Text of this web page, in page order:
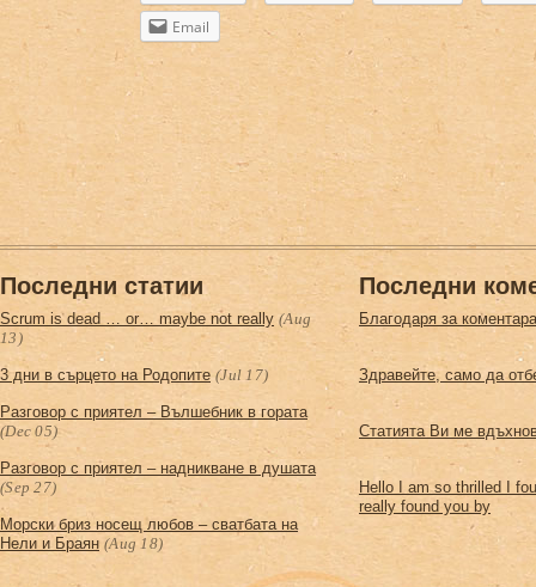
Email
Последни статии
Scrum is dead … or… maybe not really (Aug
13)
3 дни в сърцето на Родопите (Jul 17)
Разговор с приятел – Вълшебник в горатa
(Dec 05)
Разговор с приятел – надникване в душата
(Sep 27)
Морски бриз носещ любов – сватбата на
Нели и Браян (Aug 18)
Последни
Благодаря за
Здравейте, само да
Статията Ви ме
Hello I am so thrilled I
really found you by